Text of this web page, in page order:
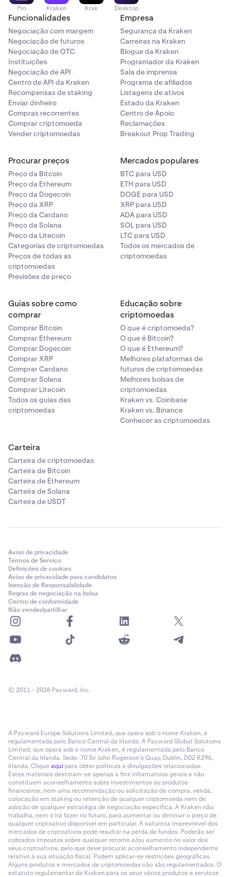
Pro Kraken Krak Desktop
Funcionalidades
Negociação com margem
Negociação de futuros
Negociação de OTC
Instituições
Negociação de API
Centro de API da Kraken
Recompensas de staking
Enviar dinheiro
Compras recorrentes
Comprar criptomoeda
Vender criptomoedas
Empresa
Segurança da Kraken
Carreiras na Kraken
Blogue da Kraken
Programador da Kraken
Sala de imprensa
Programa de afiliados
Listagens de ativos
Estado da Kraken
Centro de Apoio
Reclamações
Breakout Prop Trading
Procurar preços
Preço da Bitcoin
Preço da Ethereum
Preço da Dogecoin
Preço da XRP
Preço da Cardano
Preço da Solana
Preço da Litecoin
Categorias de criptomoedas
Preços de todas as
criptomoedas
Previsões de preço
Mercados populares
BTC para USD
ETH para USD
DOGE para USD
XRP para USD
ADA para USD
SOL para USD
LTC para USD
Todos os mercados de
criptomoedas
Guias sobre como
comprar
Comprar Bitcoin
Comprar Ethereum
Comprar Dogecoin
Comprar XRP
Comprar Cardano
Comprar Solana
Comprar Litecoin
Todos os guias das
criptomoedas
Educação sobre
criptomoedas
O que é criptomoeda?
O que é Bitcoin?
O que é Ethereum?
Melhores plataformas de
futuros de criptomoedas
Melhores bolsas de
criptomoedas
Kraken vs. Coinbase
Kraken vs. Binance
Conhecer as criptomoedas
Carteira
Carteira de criptomoedas
Carteira de Bitcoin
Carteira de Ethereum
Carteira de Solana
Carteira de USDT
Aviso de privacidade
Termos de Serviço
Definições de cookies
Aviso de privacidade para candidatos
Isenção de Responsabilidade
Regras de negociação na bolsa
Centro de conformidade
Não vender/partilhar
© 2011 - 2026 Payward, Inc.
A Payward Europe Solutions Limited, que opera sob o nome Kraken, é
regulamentada pelo Banco Central da Irlanda. A Payward Global Solutions
Limited, que opera sob o nome Kraken, é regulamentada pelo Banco
Central da Irlanda. Sede: 70 Sir John Rogerson’s Quay, Dublin, D02 R296,
Irlanda. Cliqueaqui para obter políticas e divulgações relacionadas.
Estes materiais destinam-se apenas a fins informativos gerais e não
constituem aconselhamento sobre investimentos ou produtos
financeiros, nem uma recomendação ou solicitação de compra, venda,
colocação em staking ou retenção de qualquer criptomoeda nem de
adoção de qualquer estratégia de negociação específica. A Kraken não
trabalha, nem o irá fazer no futuro, para aumentar ou diminuir o preço de
qualquer criptoativo disponível em particular. A natureza imprevisível dos
mercados de criptoativos pode resultar na perda de fundos. Poderão ser
cobrados impostos sobre qualquer retorno e/ou aumento no valor dos
seus criptoativos, pelo que deve procurar aconselhamento independente
relativo à sua situação fiscal. Podem aplicar-se restrições geográficas.
Alguns produtos e mercados de criptomoedas não são regulamentados. O
estatuto regulamentar da Kraken para os seus vários produtos e serviços